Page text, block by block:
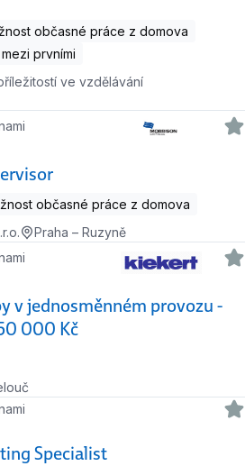
občasné práce z domova
prvními
ve vzdělávání
občasné práce z domova
Praha – Ruzyně
v jednosměnném provozu -
000 Kč
Specialist